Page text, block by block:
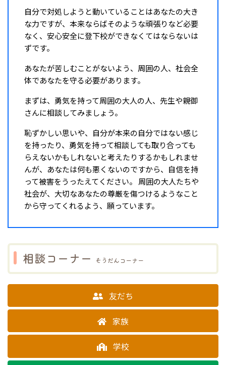
自分で対処しようと動いていることはあなたの大き
な力ですが、本来ならばそのような頑張りなど必要
なく、安心安全に登下校ができなくてはならないは
ずです。
あなたが苦しむことがないよう、周囲の人、社会全
体であなたを守る必要があります。
まずは、勇気を持って周囲の大人の人、先生や親御
さんに相談してみましょう。
恥ずかしい思いや、自分が本来の自分ではない感じ
を持ったり、勇気を持って相談しても取り合っても
らえないかもしれないと考えたりするかもしれませ
んが、あなたは何も悪くないのですから、自信を持
って被害をうったえてください。 周囲の大人たちや
社会が、大切なあなたの尊厳を傷つけるようなこと
から守ってくれるよう、願っています。
相談コーナー そうだんコーナー
友だち
家族
学校